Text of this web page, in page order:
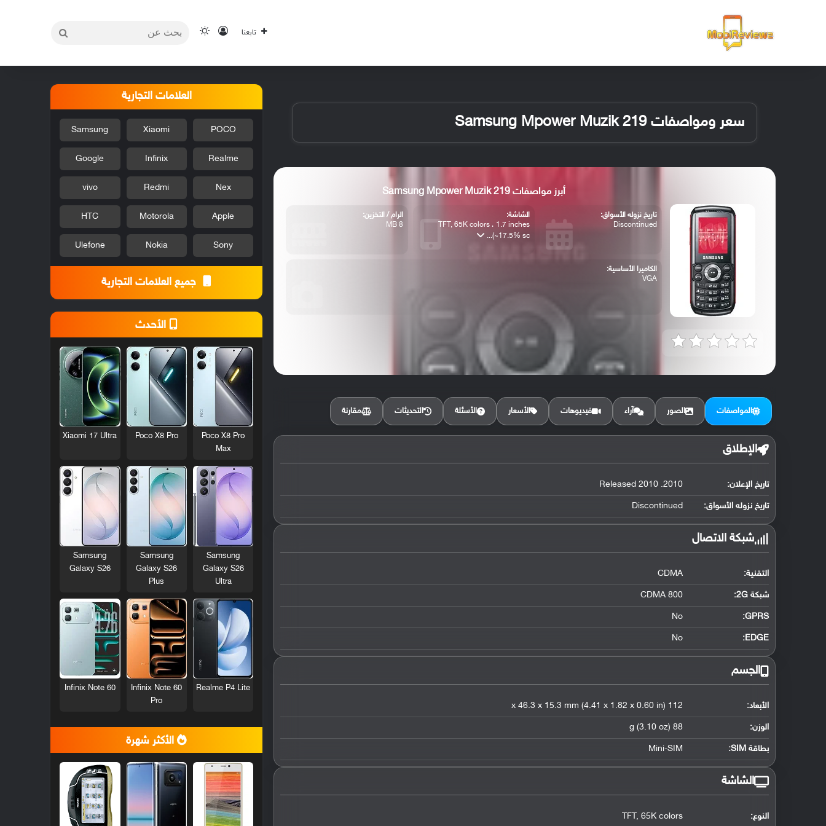
تابعنا تسجيل الدخول
الوضع المظلم
سعر ومواصفات Samsung Mpower Muzik 219
أبرز مواصفات Samsung Mpower Muzik 219
تاريخ نزوله الأسواق:
Discontinued
الشاشة:
TFT, 65K colors ، 1.7 inches
(~17.5% sc...
الرام / التخزين:
8 MB
الكاميرا الأساسية:
VGA
المواصفات الصور آراء فيديوهات الأسعار الأسئلة التحديثات مقارنة
الإطلاق
تاريخ الإعلان: 2010. Released 2010
تاريخ نزوله الأسواق: Discontinued
شبكة الاتصال
التقنية: CDMA
شبكة 2G: CDMA 800
GPRS:
No
EDGE:
No
الجسم
الأبعاد: 112 x 46.3 x 15.3 mm (4.41 x 1.82 x 0.60 in)
الوزن: 88 g (3.10 oz)
بطاقة SIM: Mini-SIM
الشاشة
النوع: TFT, 65K colors
العلامات التجارية
POCO
Xiaomi
Samsung
Realme
Infinix
Google
Nex
Redmi
vivo
Apple
Motorola
HTC
Sony
Nokia
Ulefone
جميع العلامات التجارية
الأحدث
Poco X8 Pro
Max
Poco X8 Pro
Xiaomi 17 Ultra
Samsung
Galaxy S26
Ultra
Samsung
Galaxy S26
Plus
Samsung
Galaxy S26
Realme P4 Lite
Infinix Note 60
Pro
Infinix Note 60
الأكثر شهرة